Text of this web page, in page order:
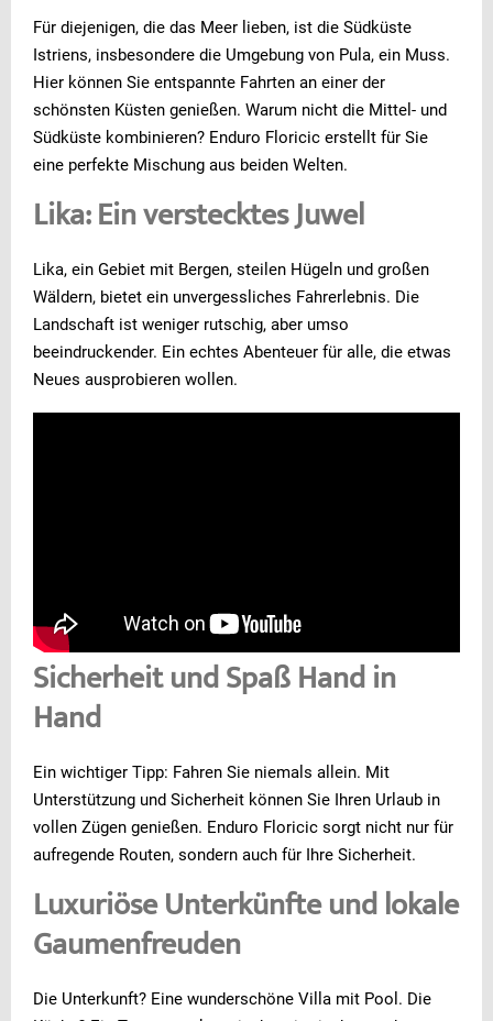
Für diejenigen, die das Meer lieben, ist die Südküste
Istriens, insbesondere die Umgebung von Pula, ein Muss.
Hier können Sie entspannte Fahrten an einer der
schönsten Küsten genießen. Warum nicht die Mittel- und
Südküste kombinieren? Enduro Floricic erstellt für Sie
eine perfekte Mischung aus beiden Welten.
Lika: Ein verstecktes Juwel
Lika, ein Gebiet mit Bergen, steilen Hügeln und großen
Wäldern, bietet ein unvergessliches Fahrerlebnis. Die
Landschaft ist weniger rutschig, aber umso
beeindruckender. Ein echtes Abenteuer für alle, die etwas
Neues ausprobieren wollen.
Sicherheit und Spaß Hand in
Hand
Ein wichtiger Tipp: Fahren Sie niemals allein. Mit
Unterstützung und Sicherheit können Sie Ihren Urlaub in
vollen Zügen genießen. Enduro Floricic sorgt nicht nur für
aufregende Routen, sondern auch für Ihre Sicherheit.
Luxuriöse Unterkünfte und lokale
Gaumenfreuden
Die Unterkunft? Eine wunderschöne Villa mit Pool. Die